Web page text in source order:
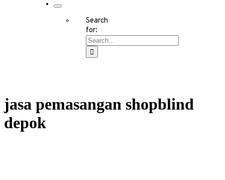
Search
for:
jasa pemasangan shopblind
depok